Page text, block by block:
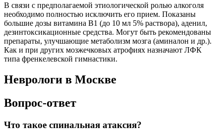
В связи с предполагаемой этиологической ролью алкоголя
необходимо полностью исключить его прием. Показаны
большие дозы витамина B1 (до 10 мл 5% раствора), аденил,
дезинтоксикационные средства. Могут быть рекомендованы
препараты, улучшающие метаболизм мозга (аминалон и др.).
Как и при других мозжечковых атрофиях назначают ЛФК
типа френкелевской гимнастики.
Неврологи в Москве
Вопрос-ответ
Что такое спинальная атаксия?